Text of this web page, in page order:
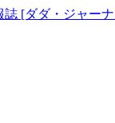
誌 [ダダ・ジャー